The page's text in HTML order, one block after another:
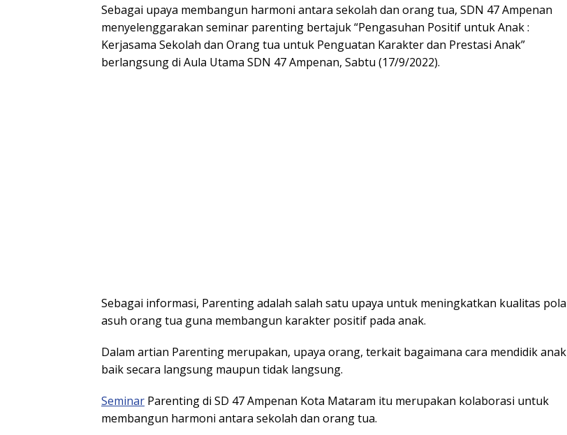
Sebagai upaya membangun harmoni antara sekolah dan orang tua, SDN 47 Ampenan
menyelenggarakan seminar parenting bertajuk “Pengasuhan Positif untuk Anak :
Kerjasama Sekolah dan Orang tua untuk Penguatan Karakter dan Prestasi Anak”
berlangsung di Aula Utama SDN 47 Ampenan, Sabtu (17/9/2022).
Sebagai informasi, Parenting adalah salah satu upaya untuk meningkatkan kualitas pola
asuh orang tua guna membangun karakter positif pada anak.
Dalam artian Parenting merupakan, upaya orang, terkait bagaimana cara mendidik anak
baik secara langsung maupun tidak langsung.
Seminar Parenting di SD 47 Ampenan Kota Mataram itu merupakan kolaborasi untuk
membangun harmoni antara sekolah dan orang tua.